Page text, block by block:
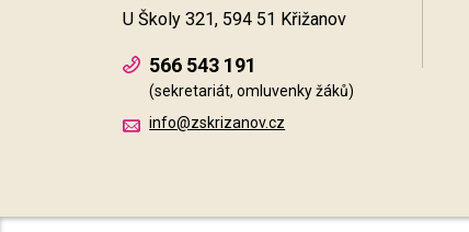
U Školy 321, 594 51 Křižanov
566 543 191
(sekretariát, omluvenky žáků)
info@zskrizanov.cz